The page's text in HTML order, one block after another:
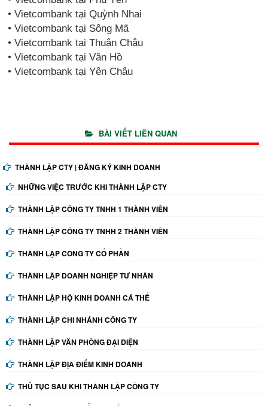
• Vietcombank tại Quỳnh Nhai
• Vietcombank tại Sông Mã
• Vietcombank tại Thuận Châu
• Vietcombank tại Vân Hồ
• Vietcombank tại Yên Châu
BÀI VIẾT LIÊN QUAN
THÀNH LẬP CTY | ĐĂNG KÝ KINH DOANH
NHỮNG VIỆC TRƯỚC KHI THÀNH LẬP CTY
THÀNH LẬP CÔNG TY TNHH 1 THÀNH VIÊN
THÀNH LẬP CÔNG TY TNHH 2 THÀNH VIÊN
THÀNH LẬP CÔNG TY CỔ PHẦN
THÀNH LẬP DOANH NGHIỆP TƯ NHÂN
THÀNH LẬP HỘ KINH DOANH CÁ THỂ
THÀNH LẬP CHI NHÁNH CÔNG TY
THÀNH LẬP VĂN PHÒNG ĐẠI DIỆN
THÀNH LẬP ĐỊA ĐIỂM KINH DOANH
THỦ TỤC SAU KHI THÀNH LẬP CÔNG TY